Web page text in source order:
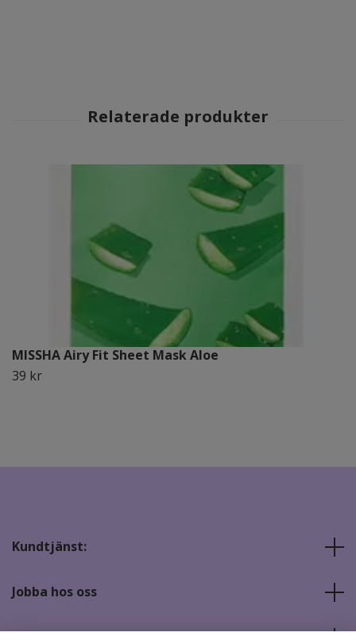
MISSHA Airy Fit Sheet Mask Aloe
39 kr
Kundtjänst:
Jobba hos oss